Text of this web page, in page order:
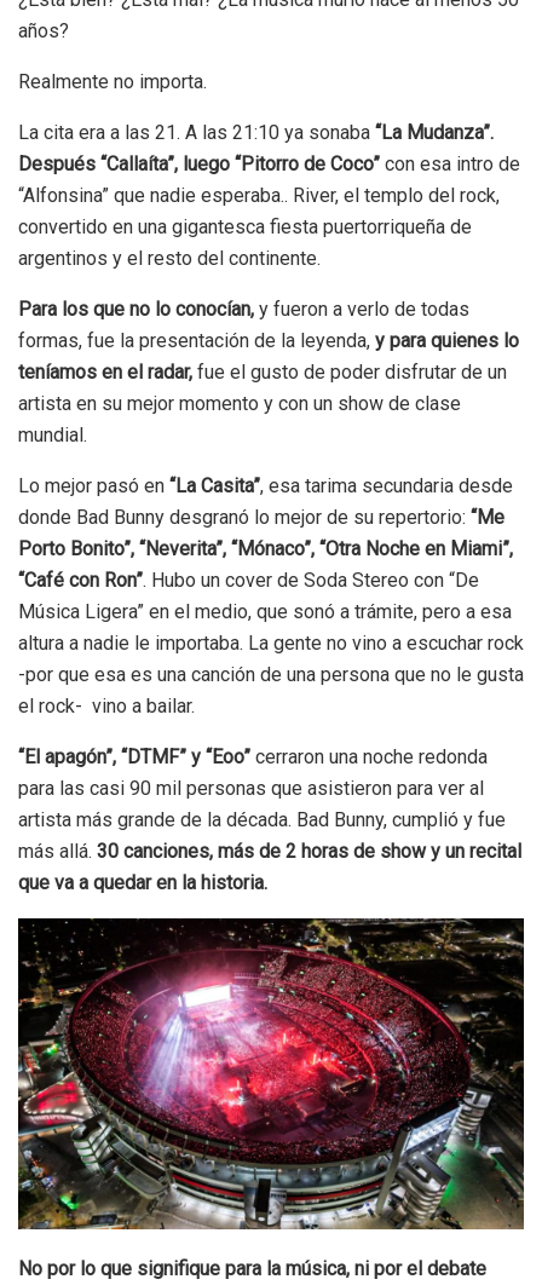
años?
Realmente no importa.
La cita era a las 21. A las 21:10 ya sonaba “La Mudanza”.
Después “Callaíta”, luego “Pitorro de Coco” con esa intro de
“Alfonsina” que nadie esperaba.. River, el templo del rock,
convertido en una gigantesca fiesta puertorriqueña de
argentinos y el resto del continente.
Para los que no lo conocían, y fueron a verlo de todas
formas, fue la presentación de la leyenda, y para quienes lo
teníamos en el radar, fue el gusto de poder disfrutar de un
artista en su mejor momento y con un show de clase
mundial.
Lo mejor pasó en “La Casita”, esa tarima secundaria desde
donde Bad Bunny desgranó lo mejor de su repertorio: “Me
Porto Bonito”, “Neverita”, “Mónaco”, “Otra Noche en Miami”,
“Café con Ron”. Hubo un cover de Soda Stereo con “De
Música Ligera” en el medio, que sonó a trámite, pero a esa
altura a nadie le importaba. La gente no vino a escuchar rock
-por que esa es una canción de una persona que no le gusta
el rock- vino a bailar.
“El apagón”, “DTMF” y “Eoo” cerraron una noche redonda
para las casi 90 mil personas que asistieron para ver al
artista más grande de la década. Bad Bunny, cumplió y fue
más allá. 30 canciones, más de 2 horas de show y un recital
que va a quedar en la historia.
No por lo que signifique para la música, ni por el debate